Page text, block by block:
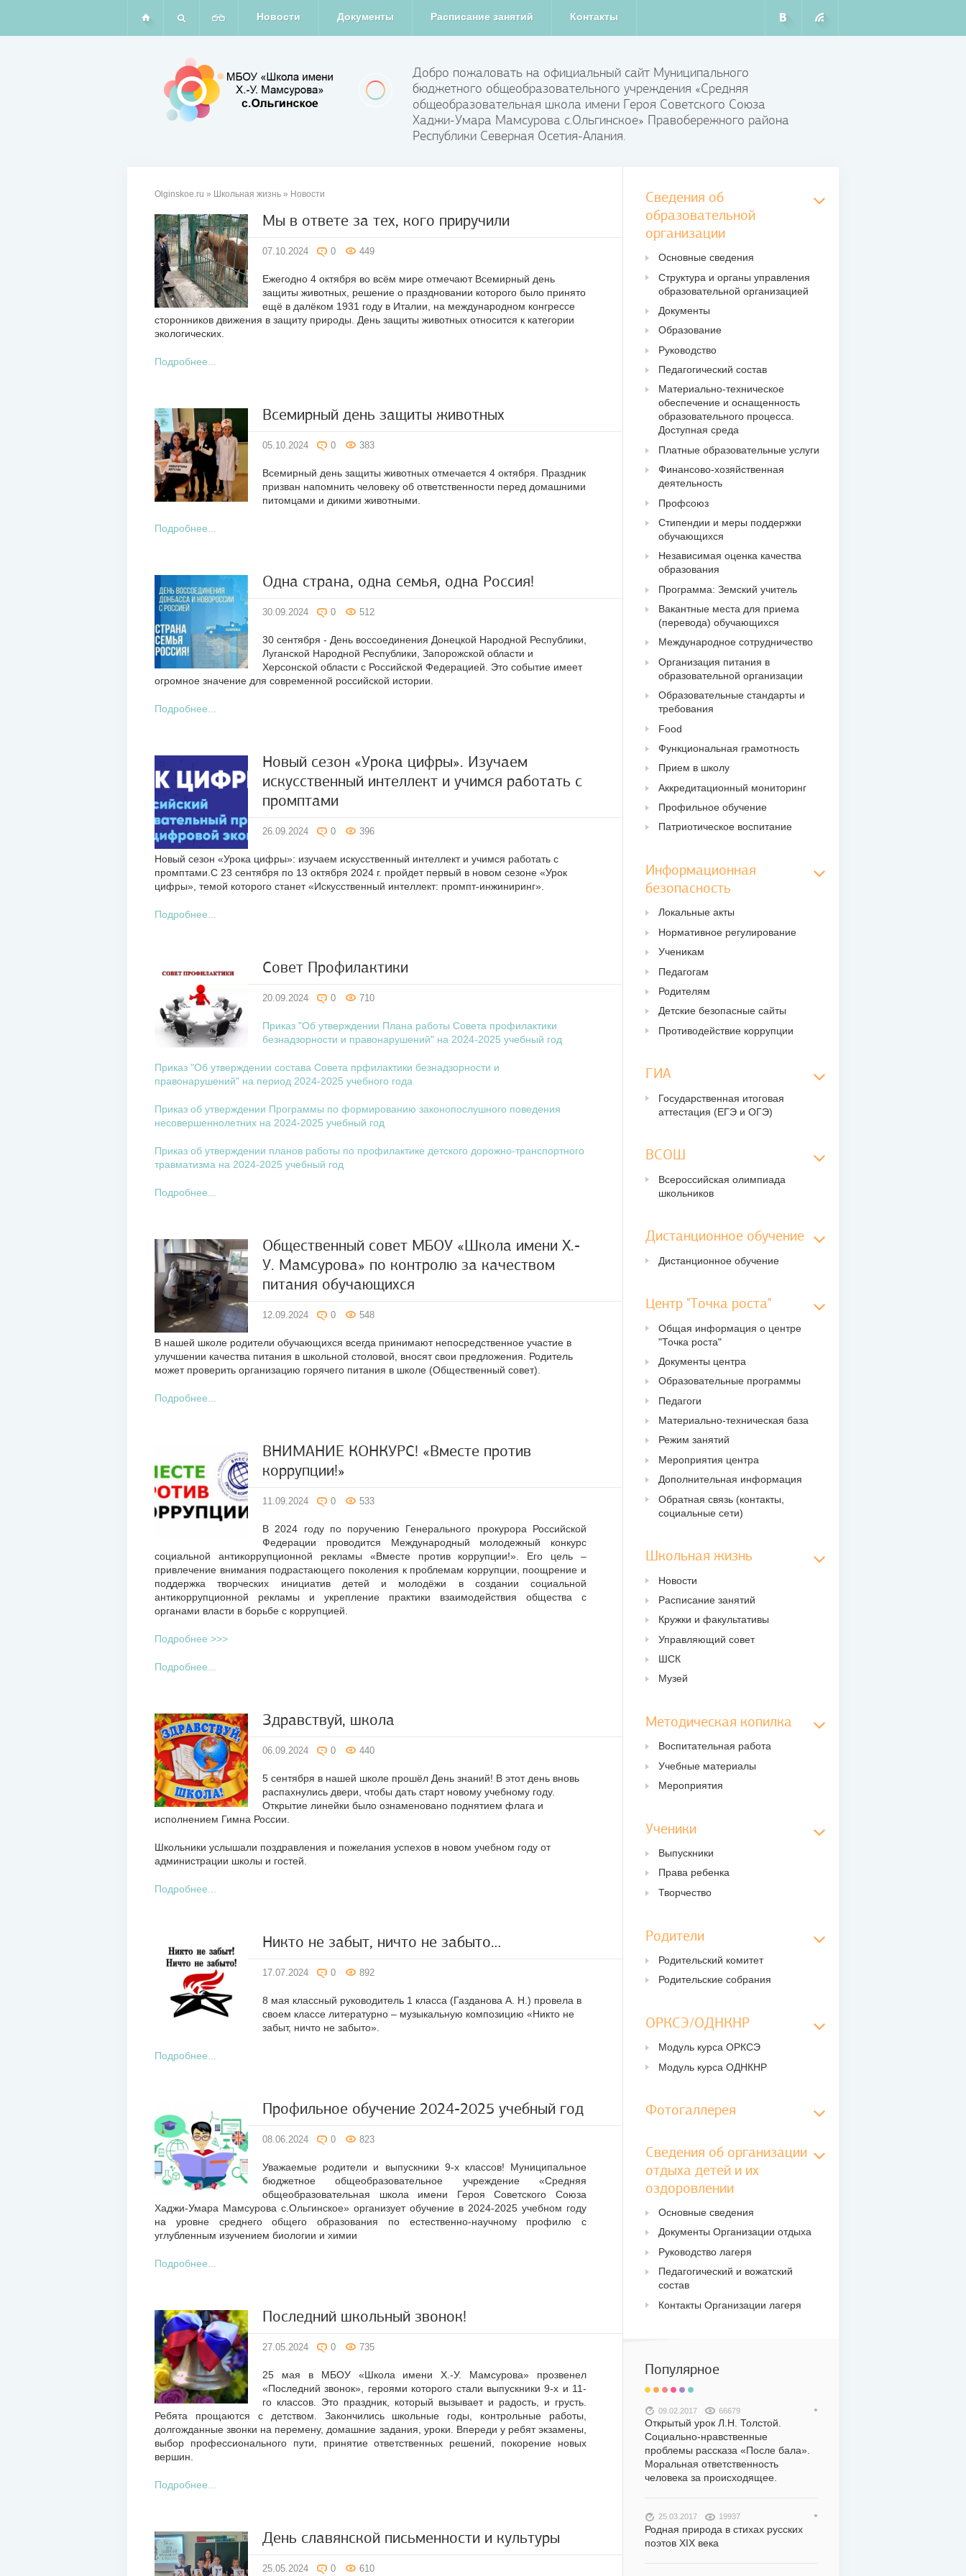
Новости Документы Расписание занятий Контакты
Добро пожаловать на официальный сайт Муниципального
бюджетного общеобразовательного учреждения «Средняя
общеобразовательная школа имени Героя Советского Союза
Хаджи-Умара Мамсурова с.Ольгинское» Правобережного района
Республики Северная Осетия-Алания.
Olginskoe.ru » Школьная жизнь » Новости
Мы в ответе за тех, кого приручили
07.10.2024 0 449
Ежегодно 4 октября во всём мире отмечают Всемирный день
защиты животных, решение о праздновании которого было принято
ещё в далёком 1931 году в Италии, на международном конгрессе
сторонников движения в защиту природы. День защиты животных относится к категории
экологических.
Подробнее...
Всемирный день защиты животных
05.10.2024 0 383
Всемирный день защиты животных отмечается 4 октября. Праздник
призван напомнить человеку об ответственности перед домашними
питомцами и дикими животными.
Подробнее...
Одна страна, одна семья, одна Россия!
30.09.2024 0 512
30 сентября - День воссоединения Донецкой Народной Республики,
Луганской Народной Республики, Запорожской области и
Херсонской области с Российской Федерацией. Это событие имеет
огромное значение для современной российской истории.
Подробнее...
Новый сезон «Урока цифры». Изучаем
искусственный интеллект и учимся работать с
промптами
26.09.2024 0 396
Новый сезон «Урока цифры»: изучаем искусственный интеллект и учимся работать с
промптами.С 23 сентября по 13 октября 2024 г. пройдет первый в новом сезоне «Урок
цифры», темой которого станет «Искусственный интеллект: промпт-инжиниринг».
Подробнее...
Совет Профилактики
20.09.2024 0 710
Приказ "Об утверждении Плана работы Совета профилактики
безнадзорности и правонарушений" на 2024-2025 учебный год
Приказ "Об утверждении состава Совета прфилактики безнадзорности и
правонарушений" на период 2024-2025 учебного года
Приказ об утверждении Программы по формированию законопослушного поведения
несовершеннолетних на 2024-2025 учебный год
Приказ об утверждении планов работы по профилактике детского дорожно-транспортного
травматизма на 2024-2025 учебный год
Подробнее...
Общественный совет МБОУ «Школа имени Х.-
У. Мамсурова» по контролю за качеством
питания обучающихся
12.09.2024 0 548
В нашей школе родители обучающихся всегда принимают непосредственное участие в
улучшении качества питания в школьной столовой, вносят свои предложения. Родитель
может проверить организацию горячего питания в школе (Общественный совет).
Подробнее...
ВНИМАНИЕ КОНКУРС! «Вместе против
коррупции!»
11.09.2024 0 533
В 2024 году по поручению Генерального прокурора Российской
Федерации проводится Международный молодежный конкурс
социальной антикоррупционной рекламы «Вместе против коррупции!». Его цель –
привлечение внимания подрастающего поколения к проблемам коррупции, поощрение и
поддержка творческих инициатив детей и молодёжи в создании социальной
антикоррупционной рекламы и укрепление практики взаимодействия общества с
органами власти в борьбе с коррупцией.
Подробнее >>>
Подробнее...
Здравствуй, школа
06.09.2024 0 440
5 сентября в нашей школе прошёл День знаний! В этот день вновь
распахнулись двери, чтобы дать старт новому учебному году.
Открытие линейки было ознаменовано поднятием флага и
исполнением Гимна России.
Школьники услышали поздравления и пожелания успехов в новом учебном году от
администрации школы и гостей.
Подробнее...
Никто не забыт, ничто не забыто…
17.07.2024 0 892
8 мая классный руководитель 1 класса (Газданова А. Н.) провела в
своем классе литературно – музыкальную композицию «Никто не
забыт, ничто не забыто».
Подробнее...
Профильное обучение 2024-2025 учебный год
08.06.2024 0 823
Уважаемые родители и выпускники 9-х классов! Муниципальное
бюджетное общеобразовательное учреждение «Средняя
общеобразовательная школа имени Героя Советского Союза
Хаджи-Умара Мамсурова с.Ольгинское» организует обучение в 2024-2025 учебном году
на уровне среднего общего образования по естественно-научному профилю с
углубленным изучением биологии и химии
Подробнее...
Последний школьный звонок!
27.05.2024 0 735
25 мая в МБОУ «Школа имени Х.-У. Мамсурова» прозвенел
«Последний звонок», героями которого стали выпускники 9-х и 11-
го классов. Это праздник, который вызывает и радость, и грусть.
Ребята прощаются с детством. Закончились школьные годы, контрольные работы,
долгожданные звонки на перемену, домашние задания, уроки. Впереди у ребят экзамены,
выбор профессионального пути, принятие ответственных решений, покорение новых
вершин.
Подробнее...
День славянской письменности и культуры
25.05.2024 0 610
Сведения об
образовательной
организации
Основные сведения
Структура и органы управления
образовательной организацией
Документы
Образование
Руководство
Педагогический состав
Материально-техническое
обеспечение и оснащенность
образовательного процесса.
Доступная среда
Платные образовательные услуги
Финансово-хозяйственная
деятельность
Профсоюз
Стипендии и меры поддержки
обучающихся
Независимая оценка качества
образования
Программа: Земский учитель
Вакантные места для приема
(перевода) обучающихся
Международное сотрудничество
Организация питания в
образовательной организации
Образовательные стандарты и
требования
Food
Функциональная грамотность
Прием в школу
Аккредитационный мониторинг
Профильное обучение
Патриотическое воспитание
Информационная
безопасность
Локальные акты
Нормативное регулирование
Ученикам
Педагогам
Родителям
Детские безопасные сайты
Противодействие коррупции
ГИА
Государственная итоговая
аттестация (ЕГЭ и ОГЭ)
ВСОШ
Всероссийская олимпиада
школьников
Дистанционное обучение
Дистанционное обучение
Центр "Точка роста"
Общая информация о центре
"Точка роста"
Документы центра
Образовательные программы
Педагоги
Материально-техническая база
Режим занятий
Мероприятия центра
Дополнительная информация
Обратная связь (контакты,
социальные сети)
Школьная жизнь
Новости
Расписание занятий
Кружки и факультативы
Управляющий совет
ШСК
Музей
Методическая копилка
Воспитательная работа
Учебные материалы
Мероприятия
Ученики
Выпускники
Права ребенка
Творчество
Родители
Родительский комитет
Родительские собрания
ОРКСЭ/ОДНКНР
Модуль курса ОРКСЭ
Модуль курса ОДНКНР
Фотогаллерея
Сведения об организации
отдыха детей и их
оздоровлении
Основные сведения
Документы Организации отдыха
Руководство лагеря
Педагогический и вожатский
состав
Контакты Организации лагеря
Популярное
09.02.2017 66679
Открытый урок Л.Н. Толстой.
Социально-нравственные
проблемы рассказа «После бала».
Моральная ответственность
человека за происходящее.
25.03.2017 19937
Родная природа в стихах русских
поэтов XIX века